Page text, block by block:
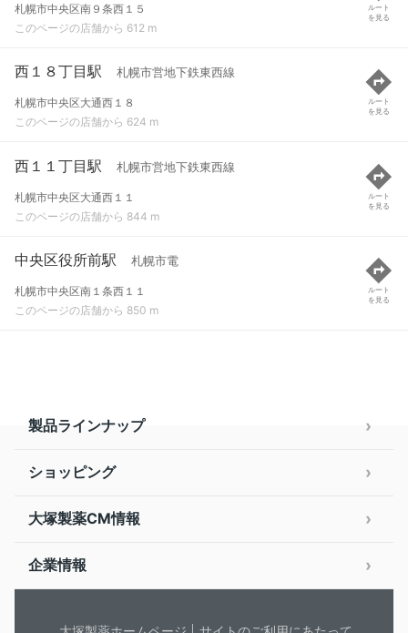
札幌市中央区南９条西１５
このページの店舗から 612 m
ルート
を見る
西１８丁目駅 札幌市営地下鉄東西線
札幌市中央区大通西１８
このページの店舗から 624 m
ルート
を見る
西１１丁目駅 札幌市営地下鉄東西線
札幌市中央区大通西１１
このページの店舗から 844 m
ルート
を見る
中央区役所前駅 札幌市電
札幌市中央区南１条西１１
このページの店舗から 850 m
ルート
を見る
製品ラインナップ
ショッピング
大塚製薬CM情報
企業情報